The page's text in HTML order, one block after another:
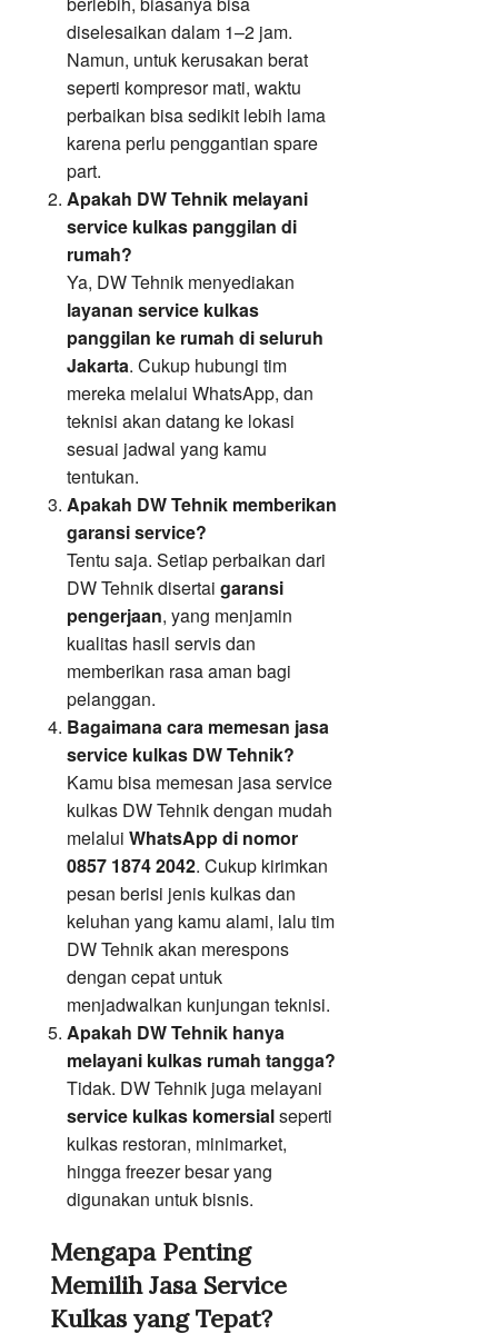
diselesaikan dalam 1–2 jam.
Namun, untuk kerusakan berat
seperti kompresor mati, waktu
perbaikan bisa sedikit lebih lama
karena perlu penggantian spare
part.
Apakah DW Tehnik melayani
service kulkas panggilan di
rumah?
Ya, DW Tehnik menyediakan
layanan service kulkas
panggilan ke rumah di seluruh
Jakarta. Cukup hubungi tim
mereka melalui WhatsApp, dan
teknisi akan datang ke lokasi
sesuai jadwal yang kamu
tentukan.
Apakah DW Tehnik memberikan
garansi service?
Tentu saja. Setiap perbaikan dari
DW Tehnik disertai garansi
pengerjaan, yang menjamin
kualitas hasil servis dan
memberikan rasa aman bagi
pelanggan.
Bagaimana cara memesan jasa
service kulkas DW Tehnik?
Kamu bisa memesan jasa service
kulkas DW Tehnik dengan mudah
melalui WhatsApp di nomor
0857 1874 2042. Cukup kirimkan
pesan berisi jenis kulkas dan
keluhan yang kamu alami, lalu tim
DW Tehnik akan merespons
dengan cepat untuk
menjadwalkan kunjungan teknisi.
Apakah DW Tehnik hanya
melayani kulkas rumah tangga?
Tidak. DW Tehnik juga melayani
service kulkas komersialseperti
kulkas restoran, minimarket,
hingga freezer besar yang
digunakan untuk bisnis.
Mengapa Penting
Memilih Jasa Service
Kulkas yang Tepat?